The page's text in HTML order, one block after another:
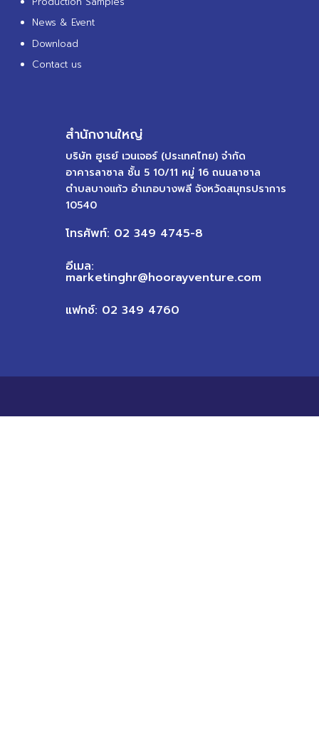
News & Event
Download
Contact us
สำนักงานใหญ่
บริษัท ฮูเรย์ เวนเจอร์ (ประเทศไทย) จำกัด
อาคารลาซาล ชั้น 5 10/11 หมู่ 16 ถนนลาซาล
ตำบลบางแก้ว อำเภอบางพลี จังหวัดสมุทรปราการ
10540
โทรศัพท์: 02 349 4745-8
อีเมล:
marketinghr@hoorayventure.com
แฟกซ์: 02 349 4760